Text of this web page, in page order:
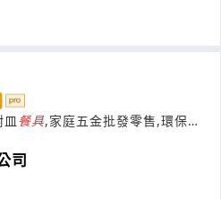
皿 餐具,家庭五金批發零售,環保餐
司